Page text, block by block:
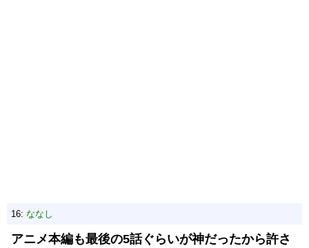
16: ななし
アニメ本編も最後の5話ぐらいが神だったから許さ